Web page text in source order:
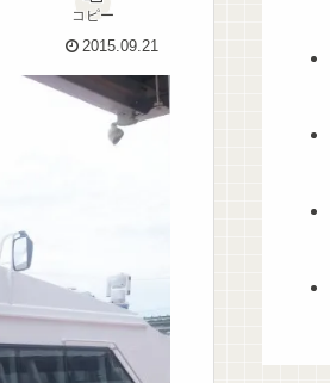
コピー
2015.09.21